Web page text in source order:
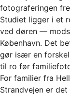
fotograferingen
Studiet ligger i et
ved døren —
København. Det
gør især en
til ro før
For familier fra
Strandvejen er